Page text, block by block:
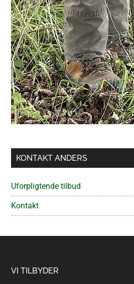
KONTAKT ANDERS
Uforpligtende tilbud
Kontakt
Footer
VI TILBYDER